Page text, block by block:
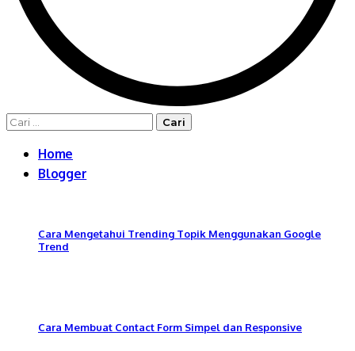
Cari
Home
Blogger
Cara Mengetahui Trending Topik Menggunakan Google
Trend
Cara Membuat Contact Form Simpel dan Responsive